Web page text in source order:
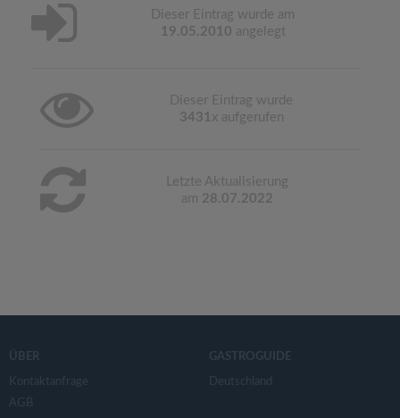
Dieser Eintrag wurde am
19.05.2010 angelegt
Dieser Eintrag wurde
3431 x aufgerufen
Letzte Aktualisierung
am 28.07.2022
ÜBER
Kontaktanfrage
AGB
GASTROGUIDE
Deutschland